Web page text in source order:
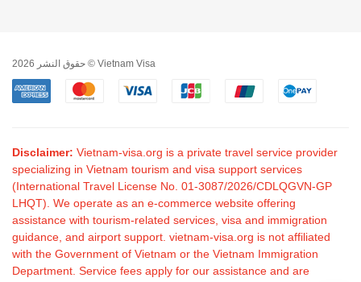
حقوق النشر 2026 © Vietnam Visa
Disclaimer: Vietnam-visa.org is a private travel service provider
specializing in Vietnam tourism and visa support services
(International Travel License No. 01-3087/2026/CDLQGVN-GP
LHQT). We operate as an e-commerce website offering
assistance with tourism-related services, visa and immigration
guidance, and airport support. vietnam-visa.org is not affiliated
with the Government of Vietnam or the Vietnam Immigration
Department. Service fees apply for our assistance and are